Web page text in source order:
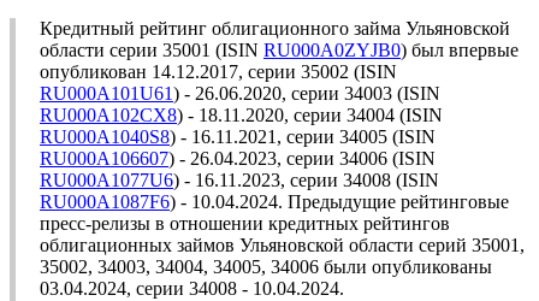
Кредитный рейтинг облигационного займа Ульяновской
области серии 35001 (ISIN RU000A0ZYJB0) был впервые
опубликован 14.12.2017, серии 35002 (ISIN
RU000A101U61) - 26.06.2020, серии 34003 (ISIN
RU000A102CX8) - 18.11.2020, серии 34004 (ISIN
RU000A1040S8) - 16.11.2021, серии 34005 (ISIN
RU000A106607) - 26.04.2023, серии 34006 (ISIN
RU000A1077U6) - 16.11.2023, серии 34008 (ISIN
RU000A1087F6) - 10.04.2024. Предыдущие рейтинговые
пресс-релизы в отношении кредитных рейтингов
облигационных займов Ульяновской области серий 35001,
35002, 34003, 34004, 34005, 34006 были опубликованы
03.04.2024, серии 34008 - 10.04.2024.